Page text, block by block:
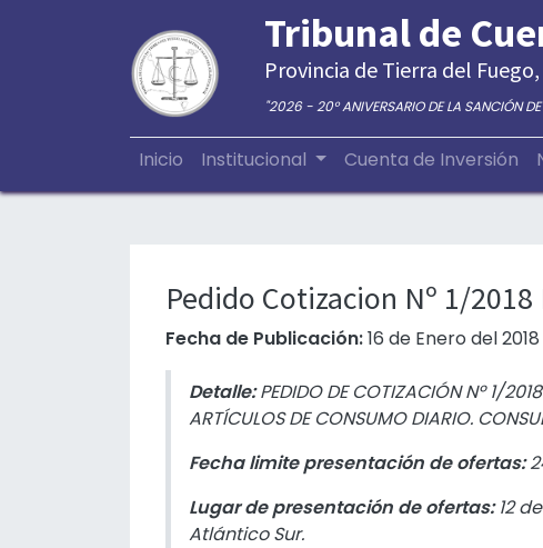
Tribunal de
Provincia de Tierra del
"2026 - 20° ANIVERSARIO DE LA SANCIÓN
Inicio Institucional Cuenta de Inversión
Pedido Cotizacion Nº 1/
Fecha de Publicación:16 de Enero del 2018
Detalle:PEDIDO DE COTIZACIÓN Nº 1/
ARTÍCULOS DE CONSUMO DIARIO.
Fecha limite presentación de ofertas:
Lugar de presentación de ofertas:12
Atlántico Sur.